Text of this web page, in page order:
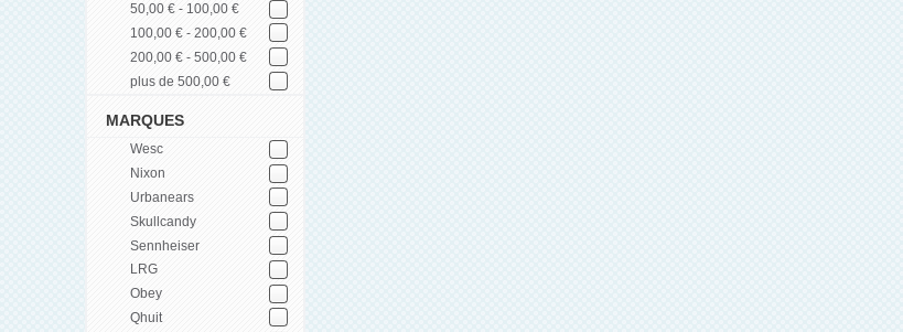
50,00 € - 100,00 €
100,00 € - 200,00 €
200,00 € - 500,00 €
plus de 500,00 €
MARQUES
Wesc
Nixon
Urbanears
Skullcandy
Sennheiser
LRG
Obey
Qhuit